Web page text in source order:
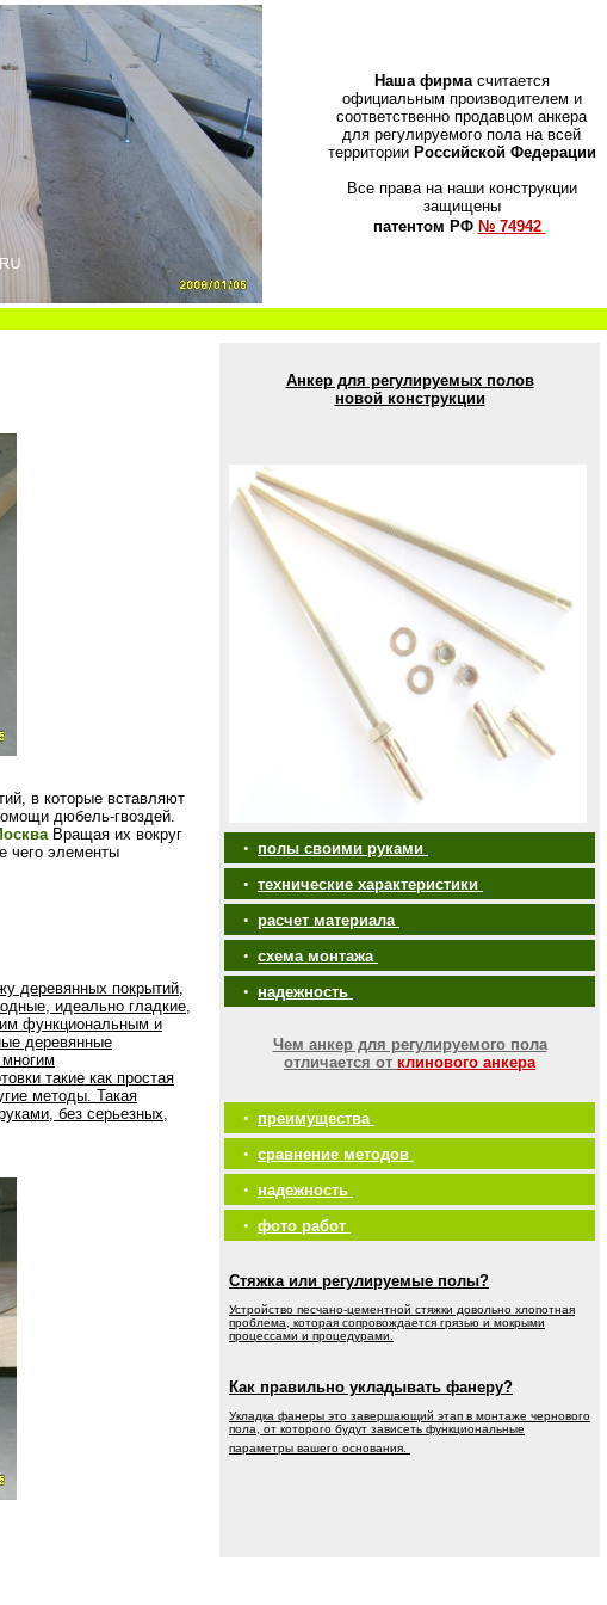
Наша фирмасчитается
официальным производителем и
соответственно продавцом анкера
для регулируемого пола на всей
территории Российской Федерации
Все права на наши конструкции
защищены
патентом РФ № 74942
в которые вставляют
дюбель-гвоздей.
Вращая их вокруг
чего элементы
деревянных покрытий,
идеально гладкие,
функциональным и
деревянные
такие как простая
методы. Такая
без серьезных,
Анкер для регулируемых полов
новой конструкции
• полы своими руками
• технические характеристики
• расчет материала
• схема монтажа
• надежность
Чем анкер для регулируемого пола
отличается от клинового анкера
• преимущества
• сравнение методов
• надежность
• фото работ
Стяжка или регулируемые полы?
Устройство песчано-цементной стяжки довольно хлопотная
проблема, которая сопровождается грязью и мокрыми
процессами и процедурами.
Как правильно укладывать фанеру?
Укладка фанеры это завершающий этап в монтаже чернового
пола, от которого будут зависеть функциональные
параметры вашего основания.